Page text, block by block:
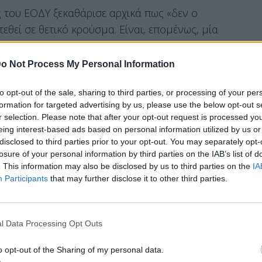
Not Process My Personal Information
opt-out of the sale, sharing to third parties, or processing of your
for targeted advertising by us, please use the below opt-out
selection. Please note that after your opt-out request is processed
interest-based ads based on personal information utilized by us
to third parties prior to your opt-out. You may separately
of your personal information by third parties on the IAB’s list of
This information may also be disclosed by us to third parties on the
Participants that may further disclose it to other third parties.
Data Processing Opt Outs
opt-out of the Sharing of my personal data.
ΕΟΔΥ ξεκαθάρισε αρχικά πως «δεν ο
σε θετικό κρούσμα. Είναι, επομένως, μία
και αποφασίστηκε από τους
νόσων, όλοι οι επιβαίνοντες στο πλοίο
είναι απολύτως υγιείς, χωρίς να έχουν
ακόμη, συμπληρώνοντας πως: «Έτσι
Δεν είχε ούτε έχει το παραμικρό
ούτε αισθάνεται κάτι το ιδιαίτερο».